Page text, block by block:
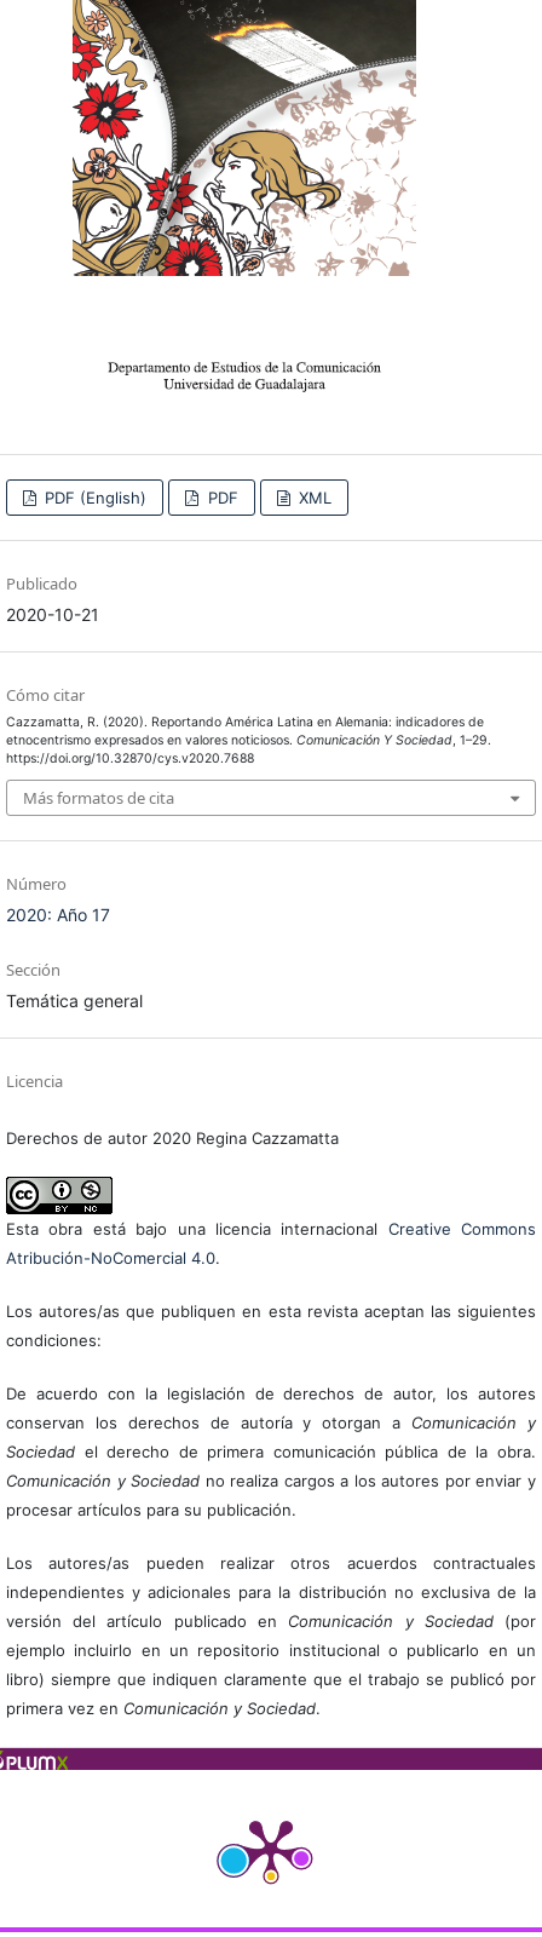
PDF (English) PDF XML
Publicado
2020-10-21
Cómo citar
Cazzamatta, R. (2020). Reportando América Latina en Alemania: indicadores de
etnocentrismo expresados en valores noticiosos. Comunicación Y Sociedad, 1–29.
https://doi.org/10.32870/cys.v2020.7688
Más formatos de cita
Número
2020: Año 17
Sección
Temática general
Licencia
Derechos de autor 2020 Regina Cazzamatta
Esta obra está bajo una licencia internacional Creative Commons
Atribución-NoComercial 4.0.
Los autores/as que publiquen en esta revista aceptan las siguientes
condiciones:
De acuerdo con la legislación de derechos de autor, los autores
conservan los derechos de autoría y otorgan a Comunicación y
Sociedadel derecho de primera comunicación pública de la obra.
Comunicación y Sociedad no realiza cargos a los autores por enviar y
procesar artículos para su publicación.
Los autores/as pueden realizar otros acuerdos contractuales
independientes y adicionales para la distribución no exclusiva de la
versión del artículo publicado en Comunicación y Sociedad(por
ejemplo incluirlo en un repositorio institucional o publicarlo en un
libro) siempre que indiquen claramente que el trabajo se publicó por
primera vez en Comunicación y Sociedad.